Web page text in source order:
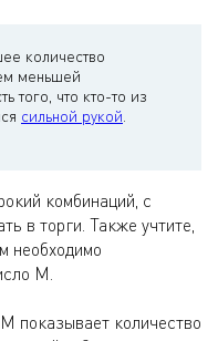
количество
меньшей
того, что кто-то из
сильной рукой
комбинаций, с
в торги. Также учтите,
необходимо
М.
показывает количество